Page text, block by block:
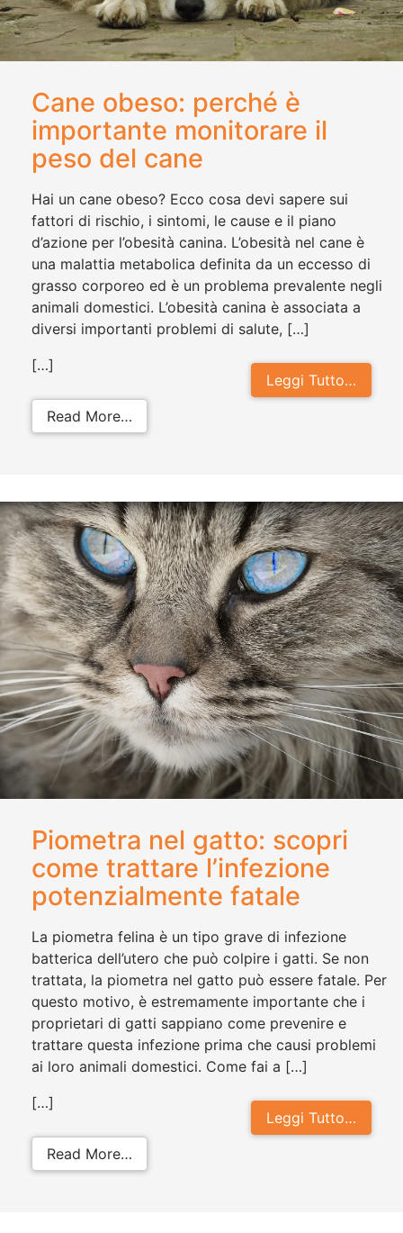
Cane obeso: perché è
importante monitorare il
peso del cane
Hai un cane obeso? Ecco cosa devi sapere sui
fattori di rischio, i sintomi, le cause e il piano
d’azione per l’obesità canina. L’obesità nel cane è
una malattia metabolica definita da un eccesso di
grasso corporeo ed è un problema prevalente negli
animali domestici. L’obesità canina è associata a
diversi importanti problemi di salute, […]
Leggi Tutto…
[…]
Read More…
Piometra nel gatto: scopri
come trattare l’infezione
potenzialmente fatale
La piometra felina è un tipo grave di infezione
batterica dell’utero che può colpire i gatti. Se non
trattata, la piometra nel gatto può essere fatale. Per
questo motivo, è estremamente importante che i
proprietari di gatti sappiano come prevenire e
trattare questa infezione prima che causi problemi
ai loro animali domestici. Come fai a […]
Leggi Tutto…
[…]
Read More…